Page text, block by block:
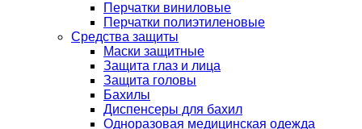
Перчатки виниловые
Перчатки полиэтиленовые
Средства защиты
Маски защитные
Защита глаз и лица
Защита головы
Бахилы
Диспенсеры для бахил
Одноразовая медицинская одежда